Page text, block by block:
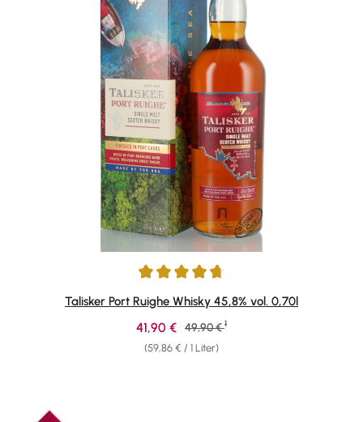
Durchschnittliche Bewertung von 4.84 von 5 Sternen
Talisker Port Ruighe Whisky 45,8% vol. 0,70l
(59,86 € / 1 Liter)
Verkaufspreis:
41,90 € Regulärer Preis:
49,90 € 1